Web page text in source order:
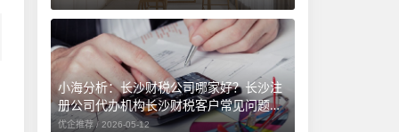
小海分析：长沙财税公司哪家好？长沙注
册公司代办机构长沙财税客户常见问题汇
总（长沙勤和财务专属解答）
优企推荐 / 2026-05-12